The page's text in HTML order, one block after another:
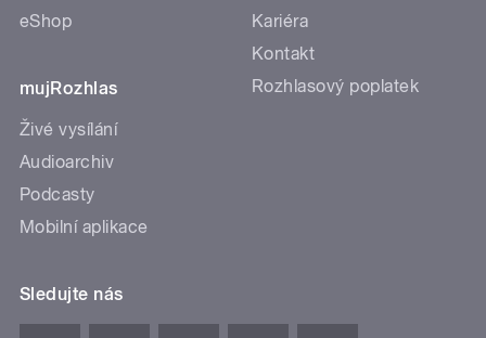
eShop
mujRozhlas
Živé vysílání
Audioarchiv
Podcasty
Mobilní aplikace
Kariéra
Kontakt
Rozhlasový poplatek
Sledujte nás